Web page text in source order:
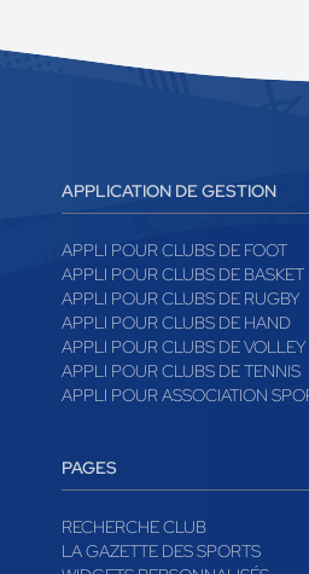
APPLICATION DE GESTION
APPLI POUR CLUBS DE FOOT
APPLI POUR CLUBS DE BASKET
APPLI POUR CLUBS DE RUGBY
APPLI POUR CLUBS DE HAND
APPLI POUR CLUBS DE VOLLEY
PAGES